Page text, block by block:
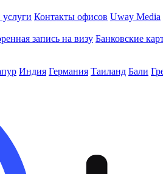
Контакты офисов Uway Media
запись на визу Банковские
Индия Германия Таиланд Бали